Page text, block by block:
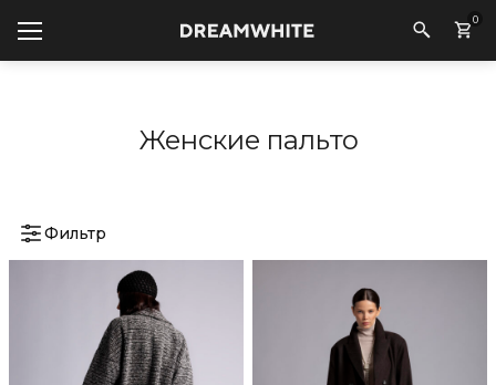
0
Женские пальто
Фильтр